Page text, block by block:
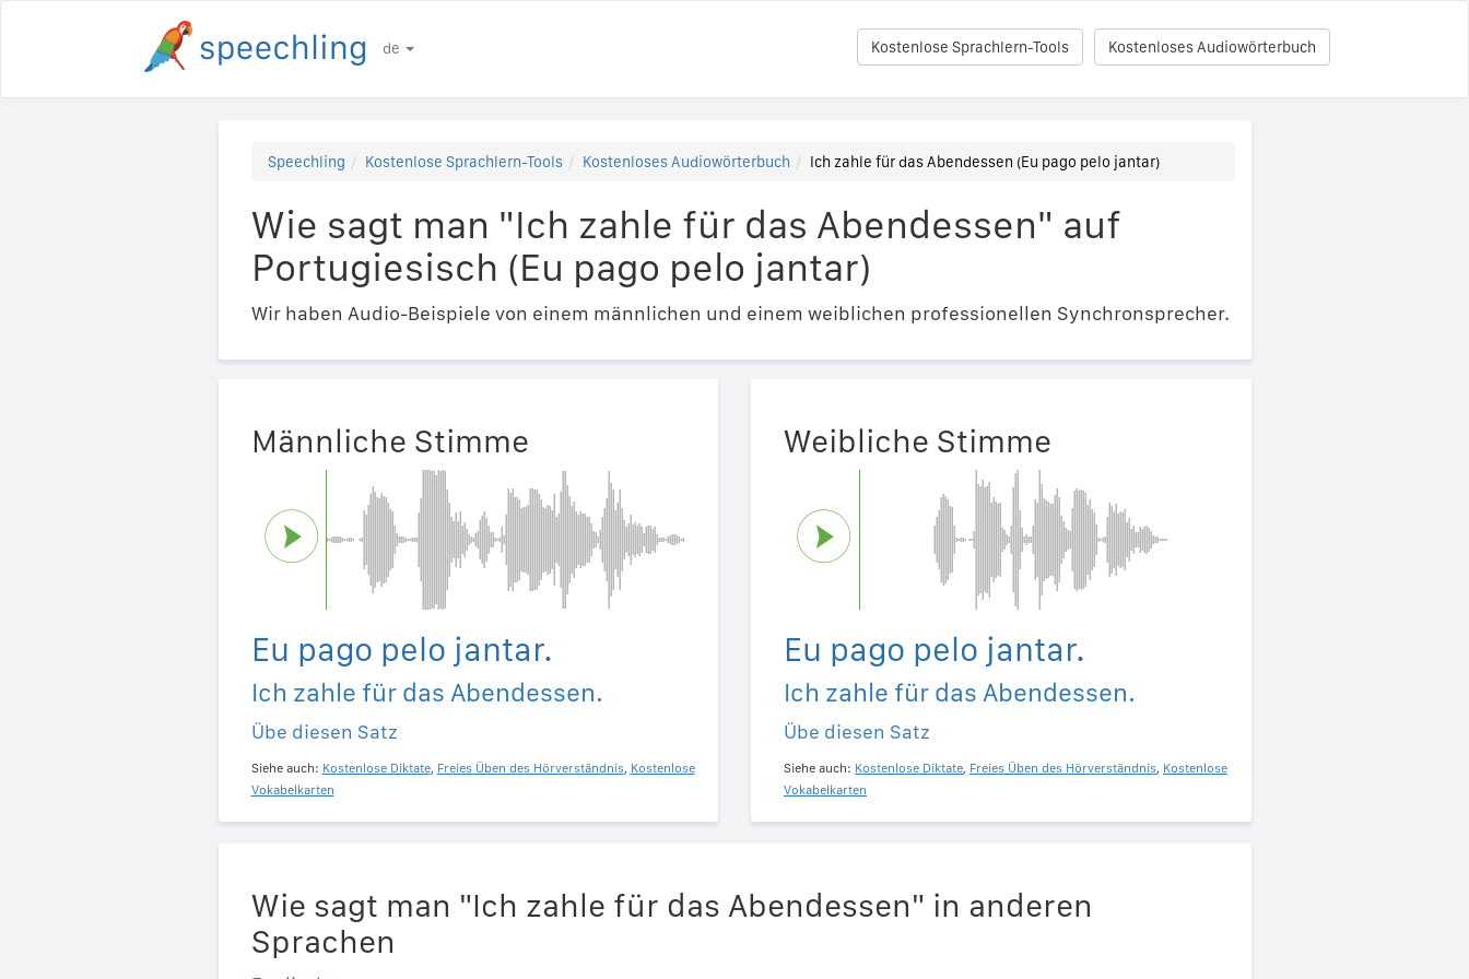
de Kostenloses Audiowörterbuch
Kostenlose Sprachlern-Tools
Speechling Kostenlose Sprachlern-Tools Kostenloses Audiowörterbuch Ich zahle für das Abendessen (Eu pago pelo jantar)
Wie sagt man "Ich zahle für das Abendessen" auf
Portugiesisch (Eu pago pelo jantar)
Wir haben Audio-Beispiele von einem männlichen und einem weiblichen professionellen Synchronsprecher.
Männliche Stimme
Eu pago pelo jantar.
Ich zahle für das Abendessen.
Übe diesen Satz
Siehe auch: Kostenlose Diktate, Freies Üben des Hörverständnis, Kostenlose
Vokabelkarten
Weibliche Stimme
Eu pago pelo jantar.
Ich zahle für das Abendessen.
Übe diesen Satz
Siehe auch: Kostenlose Diktate, Freies Üben des Hörverständnis, Kostenlose
Vokabelkarten
Wie sagt man "Ich zahle für das Abendessen" in anderen
Sprachen